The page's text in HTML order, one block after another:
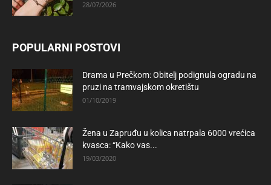
28/07/2026
POPULARNI POSTOVI
Drama u Prečkom: Obitelj podignula ogradu na
pruzi na tramvajskom okretištu
01/10/2019
Žena u Zapruđu u kolica natrpala 6000 vrećica
kvasca: “Kako vas...
19/03/2020